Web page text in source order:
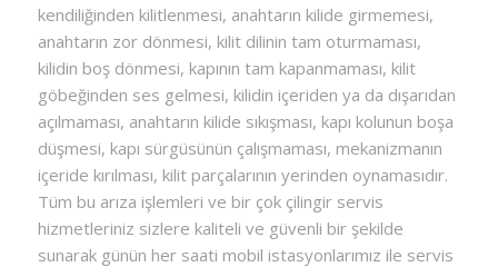
kendiliğinden kilitlenmesi, anahtarın kilide girmemesi,
anahtarın zor dönmesi, kilit dilinin tam oturmaması,
kilidin boş dönmesi, kapının tam kapanmaması, kilit
göbeğinden ses gelmesi, kilidin içeriden ya da dışarıdan
açılmaması, anahtarın kilide sıkışması, kapı kolunun boşa
düşmesi, kapı sürgüsünün çalışmaması, mekanizmanın
içeride kırılması, kilit parçalarının yerinden oynamasıdır.
Tüm bu arıza işlemleri ve bir çok çilingir servis
hizmetleriniz sizlere kaliteli ve güvenli bir şekilde
sunarak günün her saati mobil istasyonlarımız ile servis